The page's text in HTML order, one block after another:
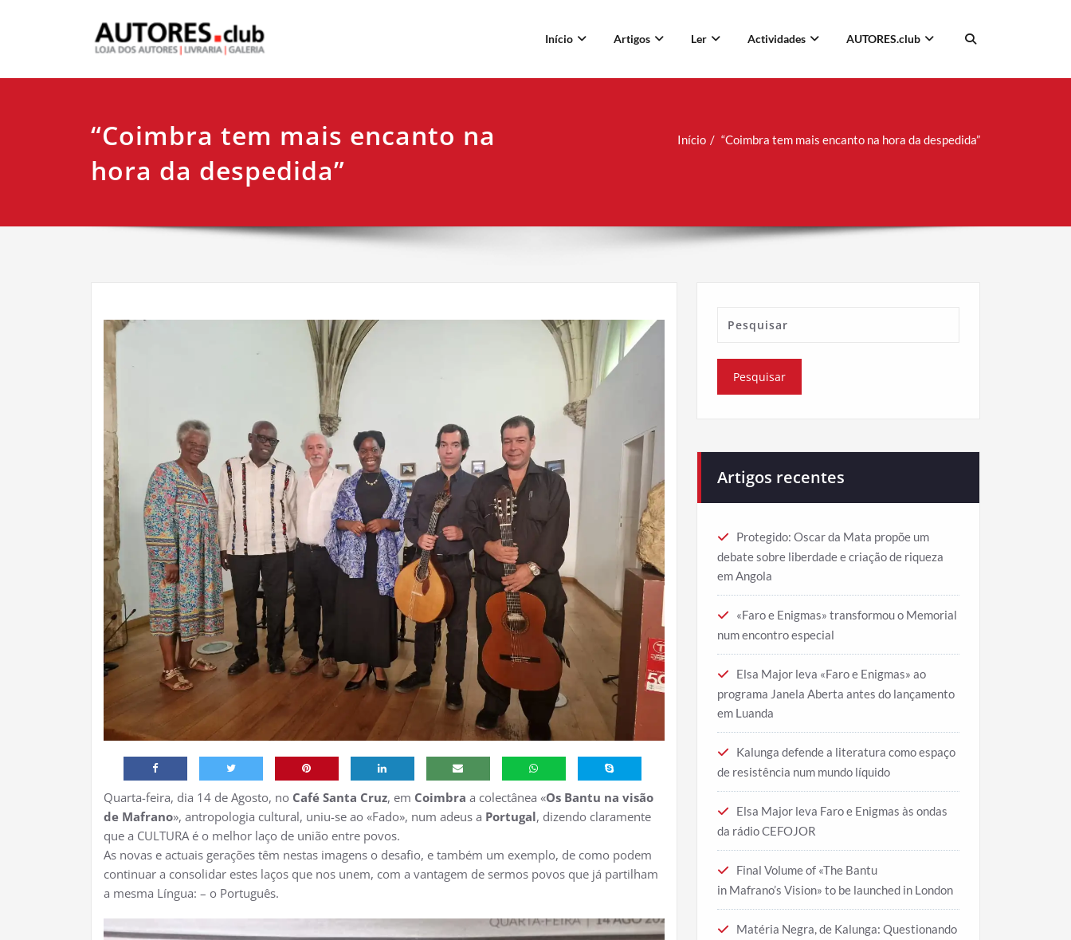
Início Artigos Ler Actividades AUTORES.club
“Coimbra tem mais encanto na
hora da despedida”
Início “Coimbra tem mais encanto na hora da despedida”
Quarta-feira, dia 14 de Agosto, no Café Santa Cruz, em Coimbra a colectânea «Os Bantu na visão
de Mafrano», antropologia cultural, uniu-se ao «Fado», num adeus a Portugal, dizendo claramente
que a CULTURA é o melhor laço de união entre povos.
As novas e actuais gerações têm nestas imagens o desafio, e também um exemplo, de como podem
continuar a consolidar estes laços que nos unem, com a vantagem de sermos povos que já partilham
a mesma Língua: – o Português.
Artigos recentes
Protegido: Oscar da Mata propõe um
debate sobre liberdade e criação de riqueza
em Angola
«Faro e Enigmas» transformou o Memorial
num encontro especial
Elsa Major leva «Faro e Enigmas» ao
programa Janela Aberta antes do lançamento
em Luanda
Kalunga defende a literatura como espaço
de resistência num mundo líquido
Elsa Major leva Faro e Enigmas às ondas
da rádio CEFOJOR
Final Volume of «The Bantu
in Mafrano’s Vision» to be launched in London
Matéria Negra, de Kalunga: Questionando